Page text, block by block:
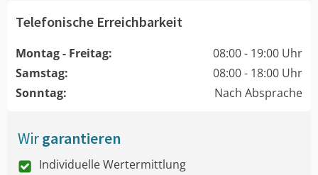
Telefonische Erreichbarkeit
Montag - Freitag:
08:00 - 19:00 Uhr
Samstag:
08:00 - 18:00 Uhr
Sonntag:
Nach Absprache
Wirgarantieren
Individuelle Wertermittlung